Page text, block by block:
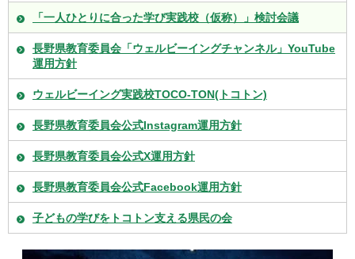
「一人ひとりに合った学び実践校（仮称）」検討会議
長野県教育委員会「ウェルビーイングチャンネル」YouTube
運用方針
ウェルビーイング実践校TOCO-TON(トコトン)
長野県教育委員会公式Instagram運用方針
長野県教育委員会公式X運用方針
長野県教育委員会公式Facebook運用方針
子どもの学びをトコトン支える県民の会